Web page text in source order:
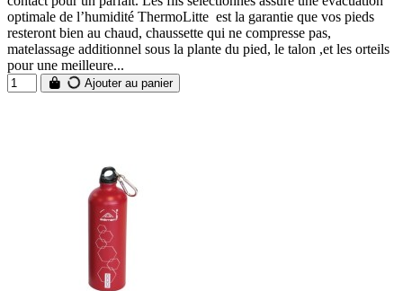
optimale de l’humidité ThermoLitte est la garantie que vos pieds
resteront bien au chaud, chaussette qui ne compresse pas,
matelassage additionnel sous la plante du pied, le talon ,et les orteils
pour une meilleure...
Ajouter au panier